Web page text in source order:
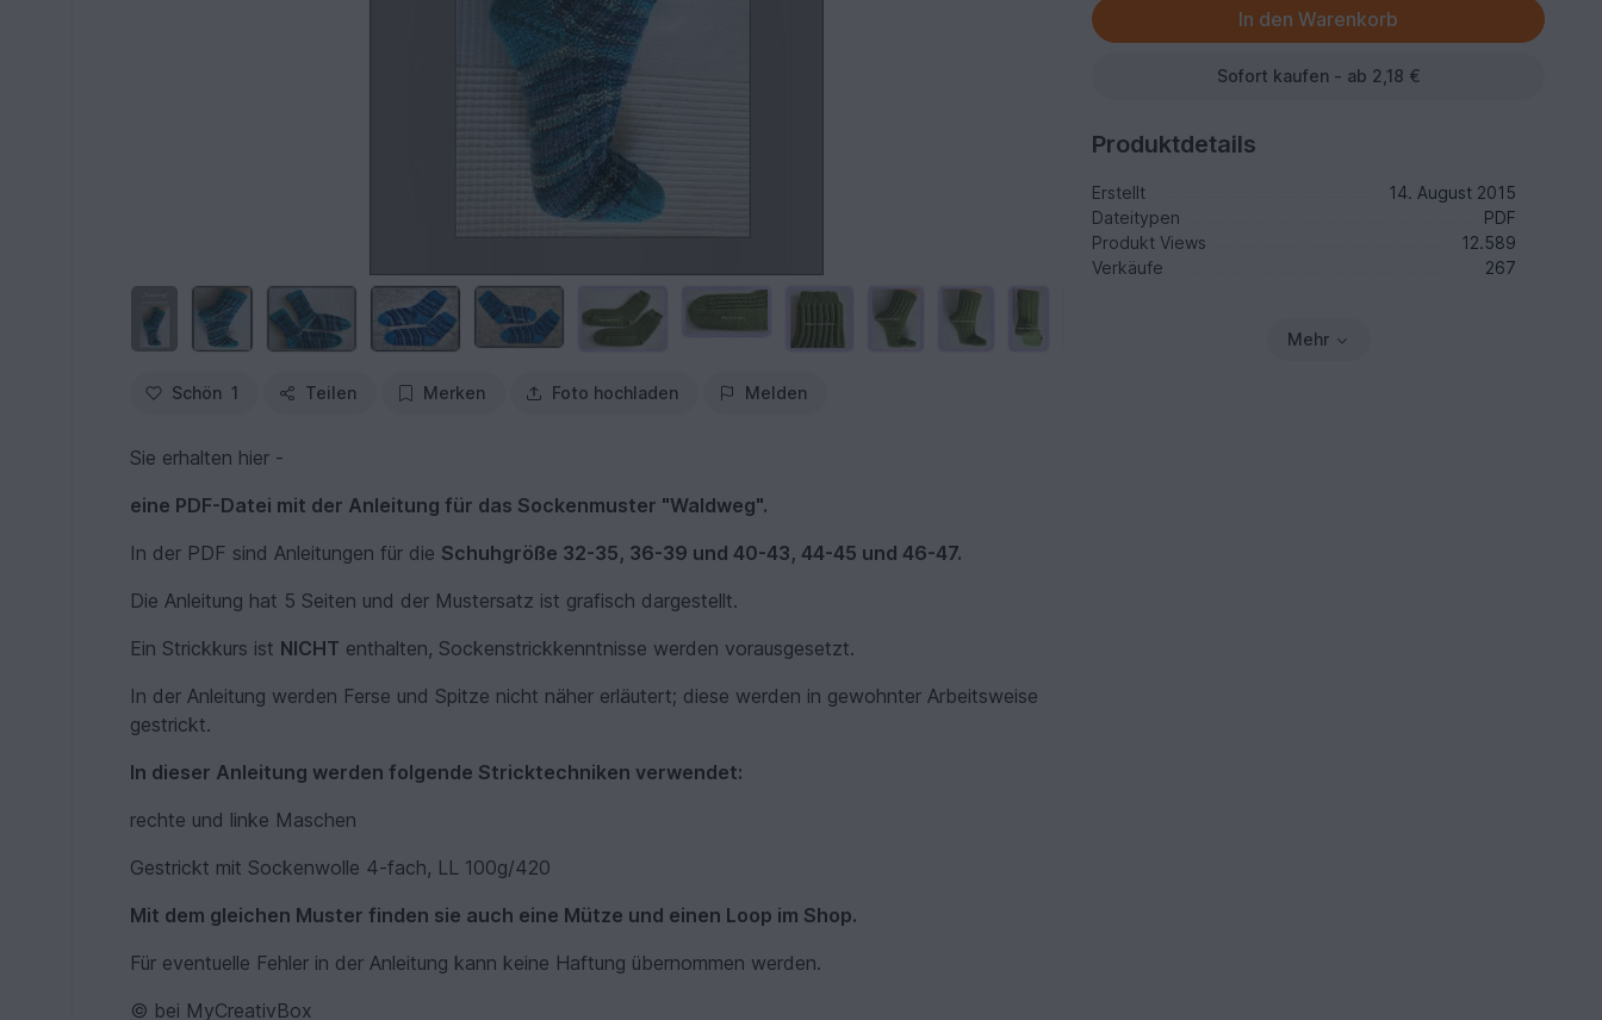
Schön 1 Teilen Merken Foto hochladen Melden
Sie erhalten hier -
eine PDF-Datei mit der Anleitung für das Sockenmuster "Waldweg".
In der PDF sind Anleitungen für die Schuhgröße 32-35, 36-39 und 40-43, 44-45 und 46-47.
Die Anleitung hat 5 Seiten und der Mustersatz ist grafisch dargestellt.
Ein Strickkurs ist NICHT enthalten, Sockenstrickkenntnisse werden vorausgesetzt.
In der Anleitung werden Ferse und Spitze nicht näher erläutert; diese werden in gewohnter Arbeitsweise
gestrickt.
In dieser Anleitung werden folgende Stricktechniken verwendet:
rechte und linke Maschen
Gestrickt mit Sockenwolle 4-fach, LL 100g/420
Mit dem gleichen Muster finden sie auch eine Mütze und einen Loop im Shop.
Für eventuelle Fehler in der Anleitung kann keine Haftung übernommen werden.
© bei MyCreativBox
Sofort kaufen - ab 2,18 €
Produktdetails
Erstellt
14. August 2015
Dateitypen
PDF
Produkt Views
12.589
Verkäufe
267
Mehr